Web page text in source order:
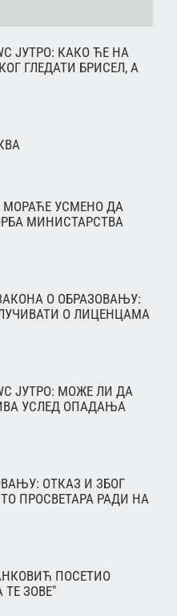
ЈУТРО: КАКО ЋЕ НА
ГЛЕДАТИ БРИСЕЛ, А
УСМЕНО ДА
МИНИСТАРСТВА
О ОБРАЗОВАЊУ:
О ЛИЦЕНЦАМА
ЈУТРО: МОЖЕ ЛИ ДА
УСЛЕД ОПАДАЊА
ОТКАЗ И ЗБОГ
ПРОСВЕТАРА РАДИ НА
ПОСЕТИО
ЗОВЕ"